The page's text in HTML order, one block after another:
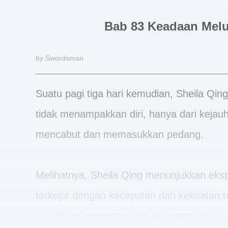
Bab 83 Keadaan
by Swordsman
Suatu pagi tiga hari kemudian, Sheila
tidak menampakkan diri, hanya dari
mencabut dan memasukkan pedang.
Melihatnya, Sheila Qing menunjukkan